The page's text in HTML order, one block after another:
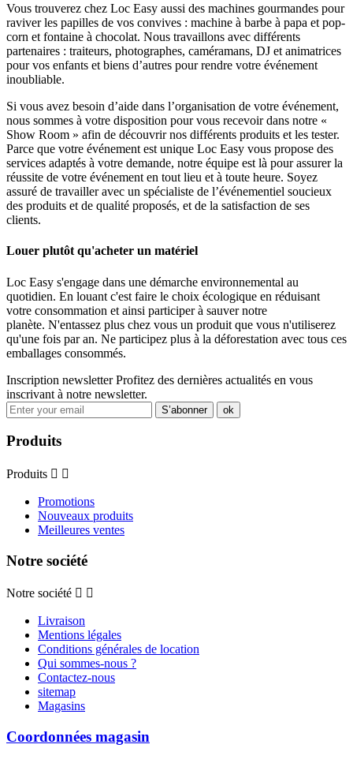
Vous trouverez chez Loc Easy aussi des machines gourmandes pour
raviver les papilles de vos convives : machine à barbe à papa et pop-
corn et fontaine à chocolat. Nous travaillons avec différents
partenaires : traiteurs, photographes, caméramans, DJ et animatrices
pour vos enfants et biens d’autres pour rendre votre événement
inoubliable.
Si vous avez besoin d’aide dans l’organisation de votre événement,
nous sommes à votre disposition pour vous recevoir dans notre «
Show Room » afin de découvrir nos différents produits et les tester.
Parce que votre événement est unique Loc Easy vous propose des
services adaptés à votre demande, notre équipe est là pour assurer la
réussite de votre événement en tout lieu et à toute heure. Soyez
assuré de travailler avec un spécialiste de l’événementiel soucieux
des produits et de qualité proposés, et de la satisfaction de ses
clients.
Louer plutôt qu'acheter un matériel
Loc Easy s'engage dans une démarche environnemental au
quotidien. En louant c'est faire le choix écologique en réduisant
votre consommation et ainsi participer à sauver notre
planète. N'entassez plus chez vous un produit que vous n'utiliserez
qu'une fois par an. Ne participez plus à la déforestation avec tous ces
emballages consommés.
Inscription newsletter Profitez des dernières actualités en vous
inscrivant à notre newsletter.
Produits
Produits  
Promotions
Nouveaux produits
Meilleures ventes
Notre société
Notre société  
Livraison
Mentions légales
Conditions générales de location
Qui sommes-nous ?
Contactez-nous
sitemap
Magasins
Coordonnées magasin